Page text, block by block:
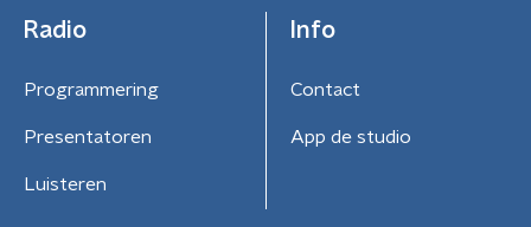
Radio
Programmering
Presentatoren
Luisteren
Info
Contact
App de studio